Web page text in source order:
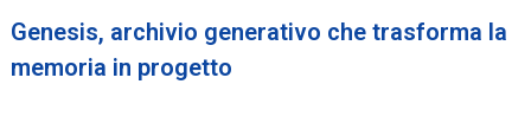
Genesis, archivio generativo che trasforma la
memoria in progetto